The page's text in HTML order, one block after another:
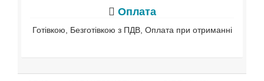
Оплата
Готівкою, Безготівкою з ПДВ, Оплата при отриманні